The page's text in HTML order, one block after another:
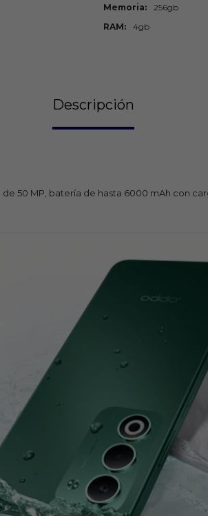
Memoria
256gb
RAM
4gb
Descripción
50 MP, batería de hasta 6000 mAh con